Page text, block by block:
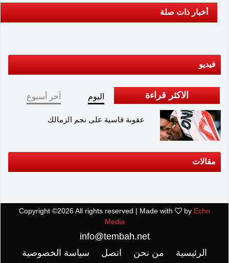
أخبار ذات صلة
فيديو
الاكثر قراءة اليوم آخر أسبوع
عقوبة قاسية على نجم الزمالك
مقالات
Copyright ©2026 All rights reserved | Made with by Echo
Media
info@tembah.net
الرئيسية
من نحن اتصل سياسة الخصوصية